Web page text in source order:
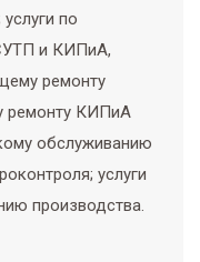
по
и КИПиА,
ремонту
ремонту КИПиА
обслуживанию
услуги
производства.